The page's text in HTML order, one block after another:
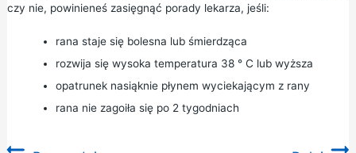
czy nie, powinieneś zasięgnąć porady lekarza, jeśli:
rana staje się bolesna lub śmierdząca
rozwija się wysoka temperatura 38 ° C lub wyższa
opatrunek nasiąknie płynem wyciekającym z rany
rana nie zagoiła się po 2 tygodniach